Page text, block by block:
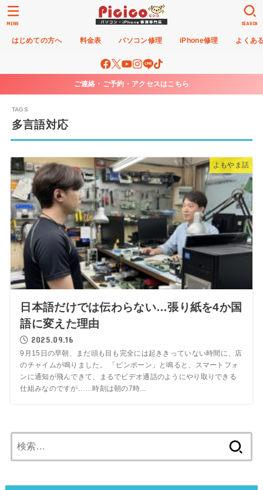
はじめての方へ 料金表 パソコン修理 iPhone修理 よくあ
SEARCH
MENU
ご連絡・ご予約・アクセスはこちら
多言語対応
よもやま話
日本語だけでは伝わらない…張り紙を4か国
語に変えた理由
2025.09.16
9月15日の早朝、まだ頭も目も完全には起ききっていない時間に、店
のチャイムが鳴りました。 「ピンポーン」と鳴ると、スマートフォ
ンに通知が飛んできて、まるでビデオ通話のようにやり取りできる
仕組みなのですが……時刻は朝の7時...
索: